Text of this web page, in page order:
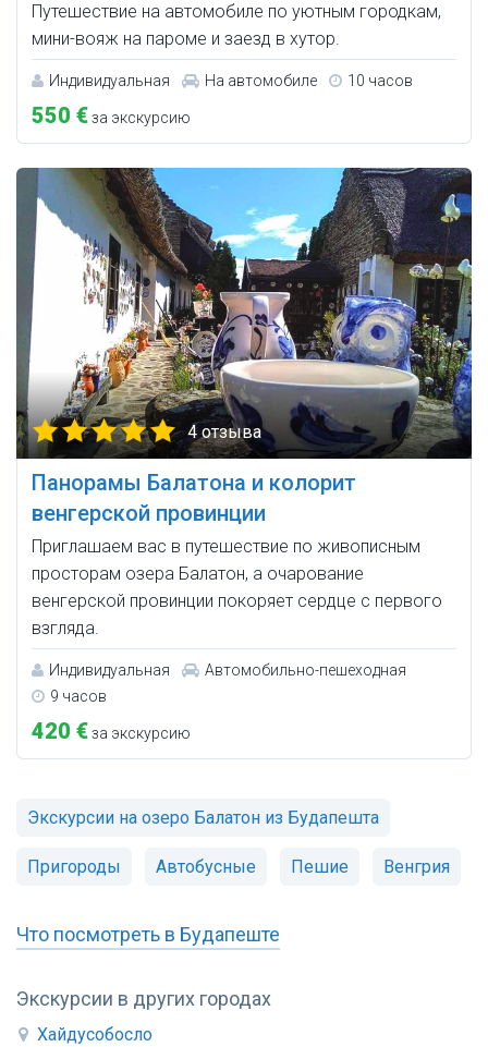
Экскурсии в других городах
Хайдусобосло
Путешествие на автомобиле по уютным городкам,
мини-вояж на пароме и заезд в хутор.
Индивидуальная На автомобиле 10 часов
550 €за экскурсию
4 отзыва
Панорамы Балатона и колорит
венгерской провинции
Приглашаем вас в путешествие по живописным
просторам озера Балатон, а очарование
венгерской провинции покоряет сердце с первого
взгляда.
Индивидуальная
Автомобильно-пешеходная
9 часов
420 €за экскурсию
Экскурсии на озеро Балатон из Будапешта
Пригороды Автобусные Пешие Венгрия
Что посмотреть в Будапеште